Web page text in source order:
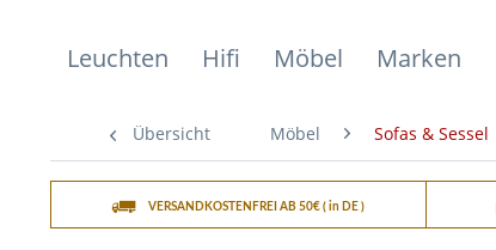
Leuchten Hifi Möbel Marken
Übersicht Möbel Sofas & Sessel
VERSANDKOSTENFREI AB 50€ ( in DE )